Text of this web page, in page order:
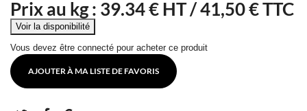
Prix au kg : 39.34€ HT /41,50 € TTC
Vous devez être connecté pour acheter ce produit
AJOUTER À MA LISTE DE FAVORIS